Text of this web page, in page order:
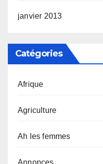
janvier 2013
Catégories
Afrique
Agriculture
Ah les femmes
Annonces